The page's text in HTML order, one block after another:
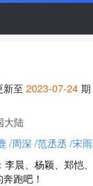
新至 2023-07-24期
大陆
/周深 /范丞丞 /宋
李晨、杨颖、郑恺
跑吧！